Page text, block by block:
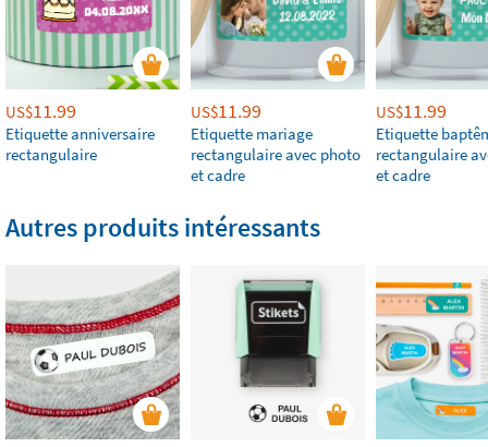
US$11.99
Etiquette anniversaire
rectangulaire
US$11.99
Etiquette mariage
rectangulaire avec photo
et cadre
US$11.99
Etiquette
rectangulaire
et cadre
Autres produits intéressants